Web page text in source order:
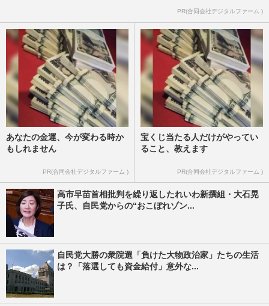
PR(合同会社デジタルファーム )
あなたの金運、今が変わる時か
もしれません
PR(合同会社デジタルファーム )
宝くじ当たる人だけがやってい
ること、教えます
PR(合同会社デジタルファーム )
高市早苗首相批判を繰り返したれいわ新撰組・大石晃
子氏、自民党からの“おこぼれゾン...
自民党大勝の衆院選「負けた大物政治家」たちの生活
は？「落選しても資金給付」意外な...